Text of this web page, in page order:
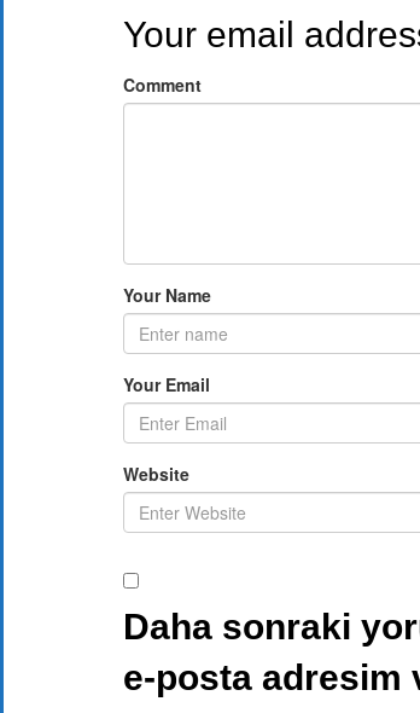
Your email
Comment
Your Name
Your Email
Website
Daha sonraki
e-posta adresim